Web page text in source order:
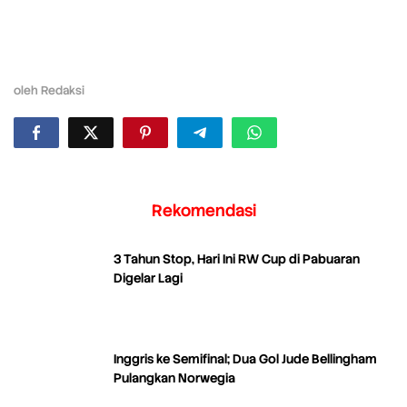
oleh Redaksi
Rekomendasi
3 Tahun Stop, Hari Ini RW Cup di Pabuaran
Digelar Lagi
Inggris ke Semifinal; Dua Gol Jude Bellingham
Pulangkan Norwegia